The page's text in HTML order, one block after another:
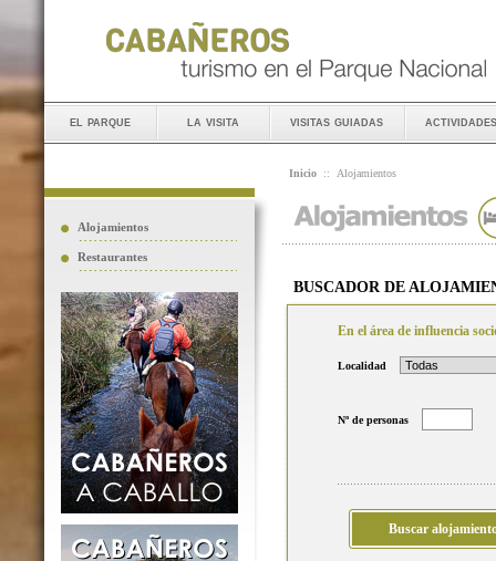
el parque la visita visitas guiadas actividades
Alojamientos
Restaurantes
Inicio :: Alojamientos
BUSCADOR DE
En el área de influencia
Localidad
Nº de personas